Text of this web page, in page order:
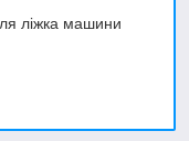
ліжка машини